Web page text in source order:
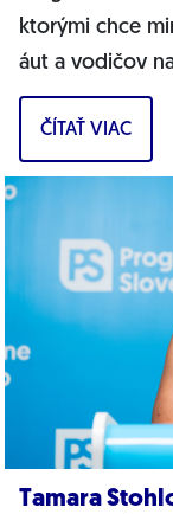
ktorými chce
áut a vodičov
pravdepodobne
dôkazy,...
ČÍTAŤ VIAC
Tamara